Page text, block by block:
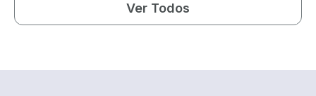
Ver Todos